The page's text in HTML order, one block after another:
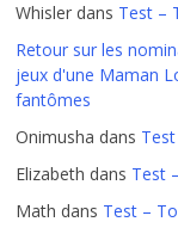
Whisler dans Test –
Retour sur les
jeux d'une Maman
fantômes
Onimusha dans
Elizabeth dans Test
Math dans Test –